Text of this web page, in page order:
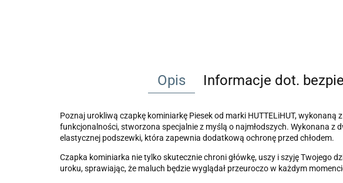
Opis Informacje dot.
Poznaj urokliwą czapkę kominiarkę Piesek od marki HUTTELiHUT,
funkcjonalności, stworzona specjalnie z myślą o najmłodszych. Wykonana z
elastycznej podszewki, która zapewnia dodatkową ochronę przed chłodem.
Czapka kominiarka nie tylko skutecznie chroni główkę, uszy i szyję Twojego
uroku, sprawiając, że maluch będzie wyglądał przeuroczo w każdym